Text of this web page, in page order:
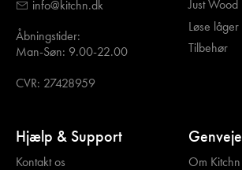
info@kitchn.dk
Åbningstider:
Man-Søn: 9.00-22.00
CVR: 27428959
Just Wood
Løse låger
Tilbehør
Hjælp & Support
Kontakt os
Genveje
Om Kitchn